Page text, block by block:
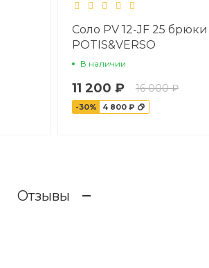
Соло PV 12-JF 25 брюки
POTIS&VERSO
В наличии
11 200 ₽ 16 000 ₽
-30% 4 800 ₽
Отзывы